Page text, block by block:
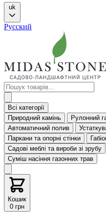
uk
Русский
Всі категорії
Природний камінь
Рулонний
Автоматичний полив
Паркани та опорні стінки
Садові меблі та вироби зі зрубу
Суміш насіння газонних трав
Кошик
0 грн